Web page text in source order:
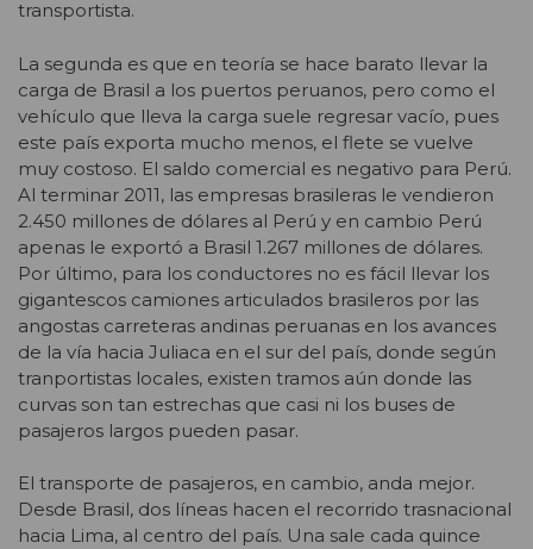
transportista.
La segunda es que en teoría se hace barato llevar la
carga de Brasil a los puertos peruanos, pero como el
vehículo que lleva la carga suele regresar vacío, pues
este país exporta mucho menos, el flete se vuelve
muy costoso. El saldo comercial es negativo para Perú.
Al terminar 2011, las empresas brasileras le vendieron
2.450 millones de dólares al Perú y en cambio Perú
apenas le exportó a Brasil 1.267 millones de dólares.
Por último, para los conductores no es fácil llevar los
gigantescos camiones articulados brasileros por las
angostas carreteras andinas peruanas en los avances
de la vía hacia Juliaca en el sur del país, donde según
tranportistas locales, existen tramos aún donde las
curvas son tan estrechas que casi ni los buses de
pasajeros largos pueden pasar.
El transporte de pasajeros, en cambio, anda mejor.
Desde Brasil, dos líneas hacen el recorrido trasnacional
hacia Lima, al centro del país. Una sale cada quince